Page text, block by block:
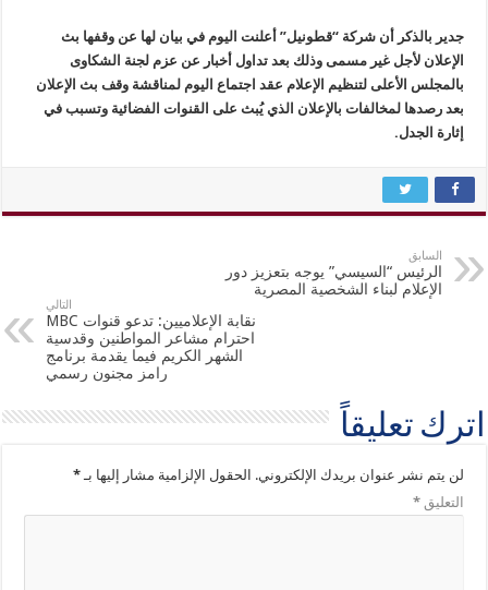
جدير بالذكر أن شركة “قطونيل” أعلنت اليوم في بيان لها عن وقفها بث
الإعلان لأجل غير مسمى وذلك بعد تداول أخبار عن عزم لجنة الشكاوى
بالمجلس الأعلى لتنظيم الإعلام عقد اجتماع اليوم لمناقشة وقف بث الإعلان
بعد رصدها لمخالفات بالإعلان الذي يُبث على القنوات الفضائية وتسبب في
إثارة الجدل.
السابق
الرئيس “السيسي” يوجه بتعزيز دور
الإعلام لبناء الشخصية المصرية
التالي
نقابة الإعلاميين: تدعو قنوات MBC
احترام مشاعر المواطنين وقدسية
الشهر الكريم فيما يقدمة برنامج
رامز مجنون رسمي
اترك تعليقاً
لن يتم نشر عنوان بريدك الإلكتروني. الحقول الإلزامية مشار إليها بـ*
التعليق*